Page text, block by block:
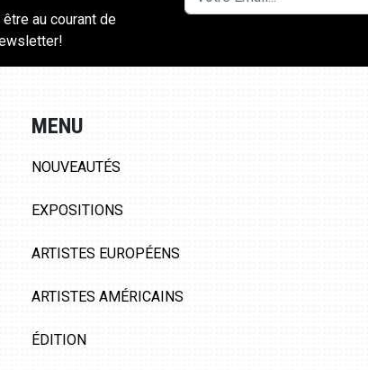
au courant de
MENU
NOUVEAUTÉS
EXPOSITIONS
ARTISTES EUROPÉENS
ARTISTES AMÉRICAINS
ÉDITION